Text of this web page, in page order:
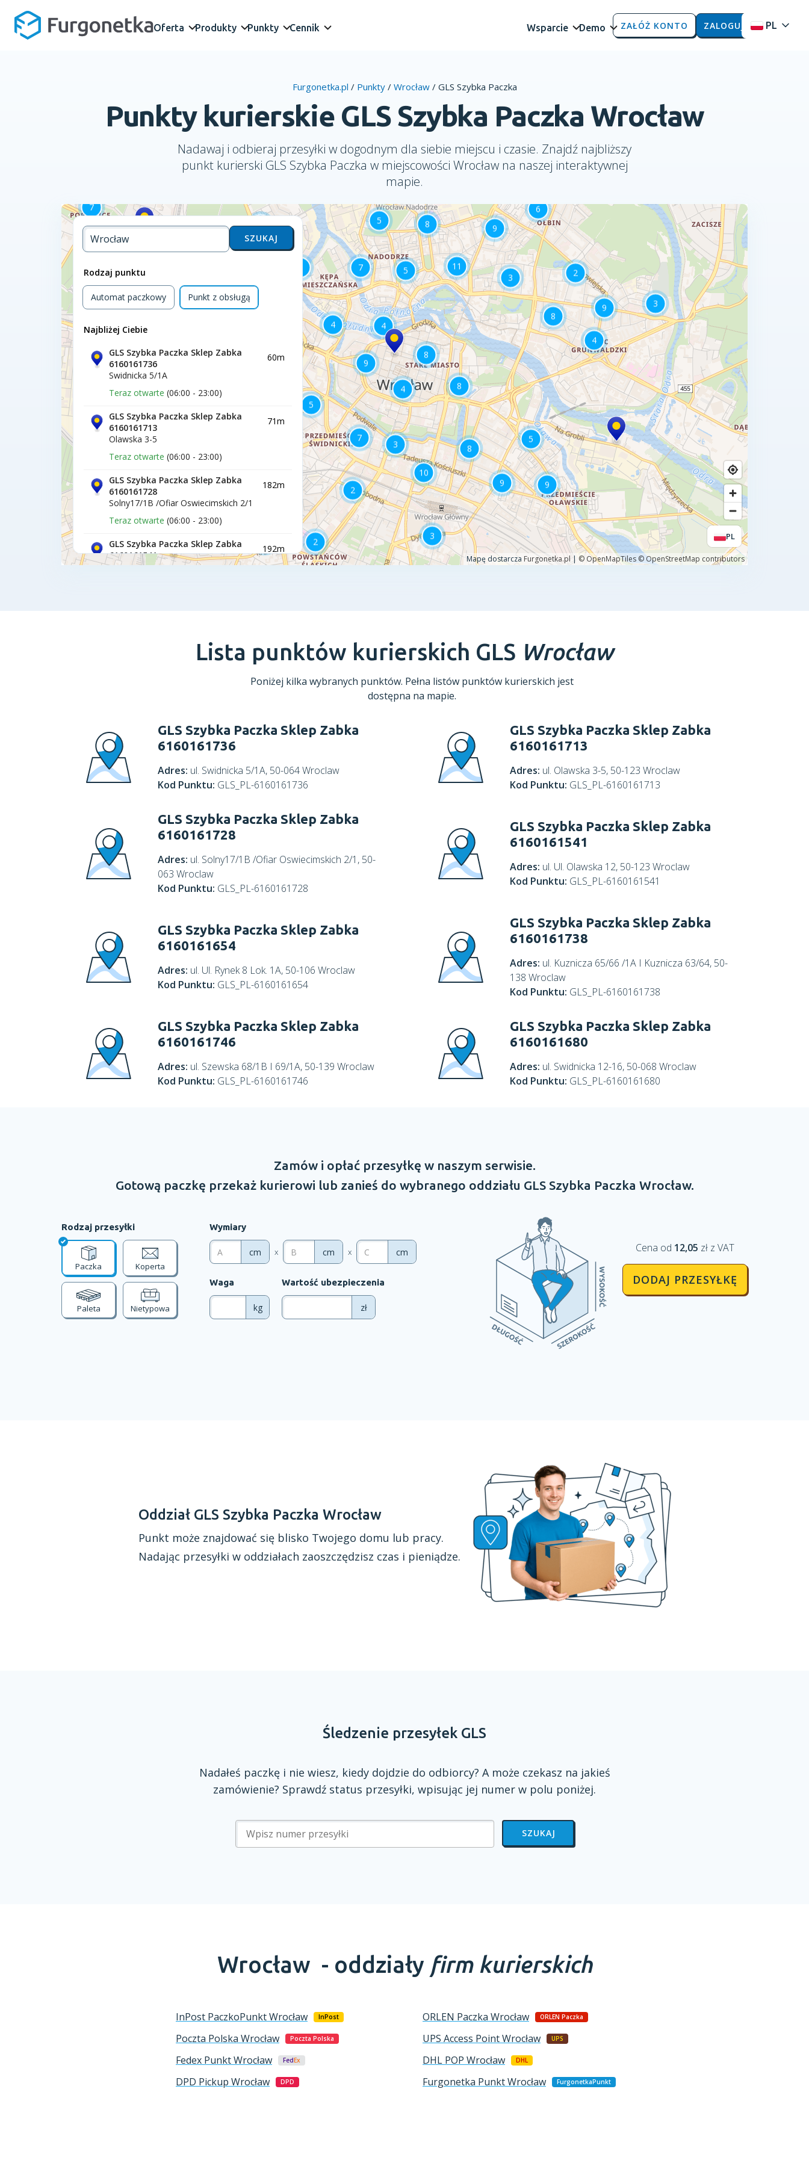
Oferta Produkty Punkty Cennik Wsparcie Demo ZAŁÓŻ KONTO ZALOGUJ PL
Furgonetka.pl / Punkty / Wrocław / GLS Szybka Paczka
Punkty kurierskie GLS Szybka Paczka Wrocław
Nadawaj i odbieraj przesyłki w dogodnym dla siebie miejscu i czasie. Znajdź najbliższy
punkt kurierski GLS Szybka Paczka w miejscowości Wrocław na naszej interaktywnej
mapie.
Lista punktów kurierskich GLS Wrocław
Poniżej kilka wybranych punktów. Pełna listów punktów kurierskich jest
dostępna na mapie.
GLS Szybka Paczka Sklep Zabka
6160161736
Adres: ul. Swidnicka 5/1A, 50-064 Wroclaw
Kod Punktu: GLS_PL-6160161736
GLS Szybka Paczka Sklep Zabka
6160161713
Adres: ul. Olawska 3-5, 50-123 Wroclaw
Kod Punktu: GLS_PL-6160161713
GLS Szybka Paczka Sklep Zabka
6160161728
Adres: ul. Solny17/1B /Ofiar Oswiecimskich 2/1, 50-
063 Wroclaw
Kod Punktu: GLS_PL-6160161728
GLS Szybka Paczka Sklep Zabka
6160161541
Adres: ul. Ul. Olawska 12, 50-123 Wroclaw
Kod Punktu: GLS_PL-6160161541
GLS Szybka Paczka Sklep Zabka
6160161654
Adres: ul. Ul. Rynek 8 Lok. 1A, 50-106 Wroclaw
Kod Punktu: GLS_PL-6160161654
GLS Szybka Paczka Sklep Zabka
6160161738
Adres: ul. Kuznicza 65/66 /1A I Kuznicza 63/64, 50-
138 Wroclaw
Kod Punktu: GLS_PL-6160161738
GLS Szybka Paczka Sklep Zabka
6160161746
Adres: ul. Szewska 68/1B I 69/1A, 50-139 Wroclaw
Kod Punktu: GLS_PL-6160161746
GLS Szybka Paczka Sklep Zabka
6160161680
Adres: ul. Swidnicka 12-16, 50-068 Wroclaw
Kod Punktu: GLS_PL-6160161680
Zamów i opłaćprzesyłkę w naszym serwisie.
Gotową paczkę przekaż kurierowi lub zanieś do wybranego oddziału GLS Szybka Paczka Wrocław.
Rodzaj przesyłki
Paczka Koperta
Paleta Nietypowa
Wymiary
cm x cm x cm
Waga
kg
Wartość ubezpieczenia
zł
Cena od 12,05 zł z VAT
DODAJ PRZESYŁKĘ
Oddział GLS Szybka Paczka Wrocław
Punkt może znajdować się blisko Twojego domu lub pracy.
Nadając przesyłki w oddziałach zaoszczędzisz czas i pieniądze.
Śledzenie przesyłek GLS
Nadałeś paczkę i nie wiesz, kiedy dojdzie do odbiorcy? A może czekasz na jakieś
zamówienie? Sprawdź status przesyłki, wpisując jej numer w polu poniżej.
SZUKAJ
Wrocław - oddziały firm kurierskich
InPost PaczkoPunktWrocław InPost ORLEN Paczka Wrocław ORLEN Paczka
Poczta Polska Wrocław Poczta Polska UPS Access PointWrocław UPS
Fedex PunktWrocław FedEx DHL POP Wrocław DHL
DPD Pickup Wrocław DPD Furgonetka PunktWrocław FurgonetkaPunkt